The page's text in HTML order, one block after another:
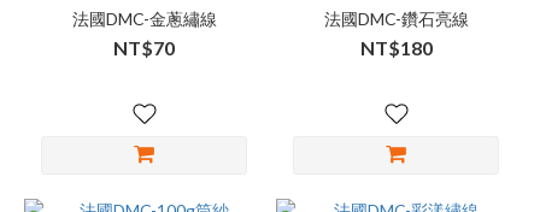
法國DMC-金蔥繡線
NT$70
法國DMC-鑽石亮線
NT$180